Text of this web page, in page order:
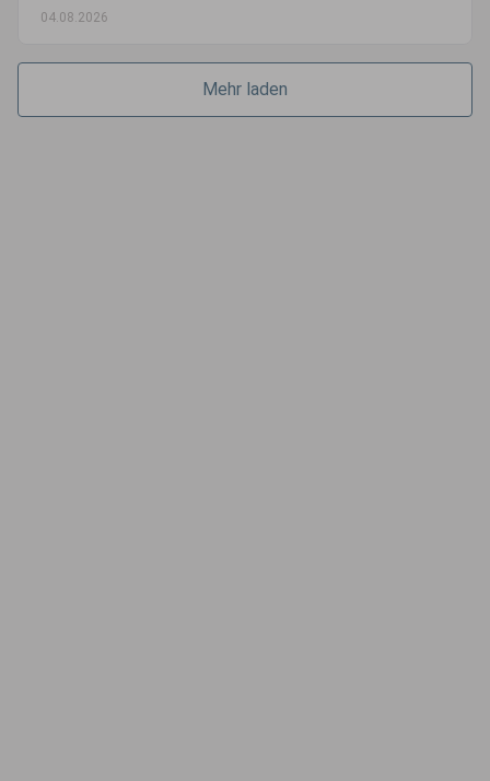
04.08.2026
Mehr laden